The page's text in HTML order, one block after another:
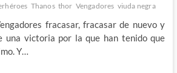
Thanos thor Vengadores viuda negra
fracasar, fracasar de nuevo y
una victoria por la que han tenido que
Y…